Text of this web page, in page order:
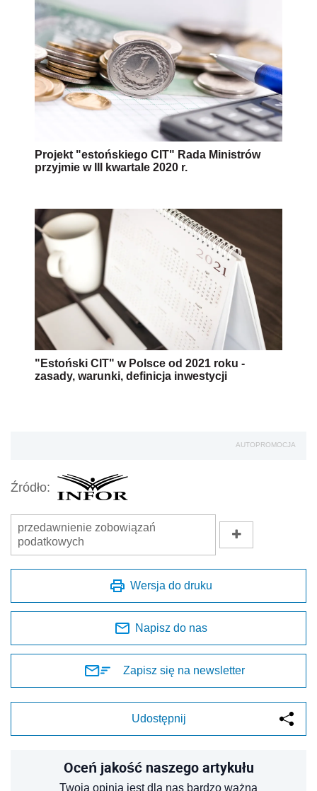
Projekt "estońskiego CIT" Rada Ministrów
przyjmie w III kwartale 2020 r.
"Estoński CIT" w Polsce od 2021 roku -
zasady, warunki, definicja inwestycji
AUTOPROMOCJA
Źródło:
przedawnienie zobowiązań
podatkowych
Wersja do druku
Napisz do nas
Zapisz się na newsletter
Udostępnij
Oceń jakość naszego artykułu
Twoja opinia jest dla nas bardzo ważna